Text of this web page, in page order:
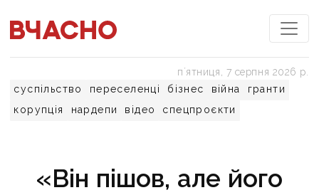
суспільство переселенці бізнес війна
гранти
корупція
нардепи відео спецпроєкти
пʼятниця, 7 серпня 2026 р.
«Він пішов, але його